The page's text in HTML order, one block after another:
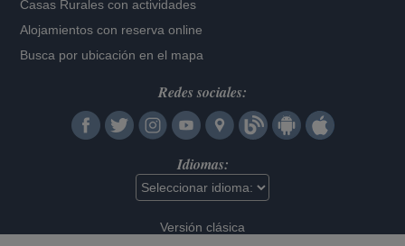
Casas Rurales con actividades
Alojamientos con reserva online
Busca por ubicación en el mapa
Redes sociales:
Idiomas:
Versión clásica